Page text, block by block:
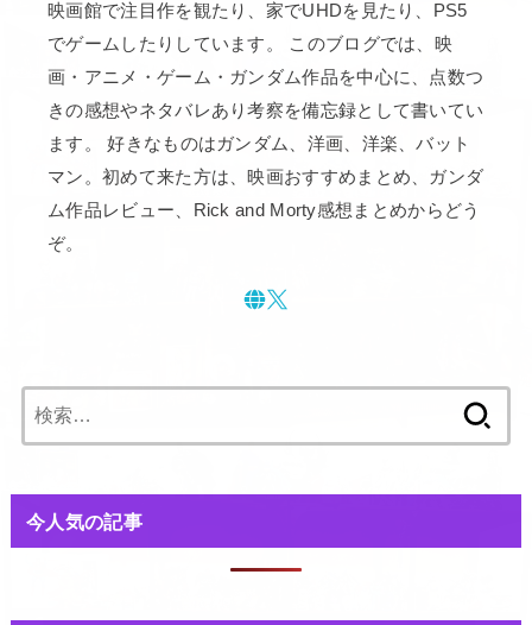
映画館で注目作を観たり、家でUHDを見たり、PS5
でゲームしたりしています。 このブログでは、映
画・アニメ・ゲーム・ガンダム作品を中心に、点数つ
きの感想やネタバレあり考察を備忘録として書いてい
ます。 好きなものはガンダム、洋画、洋楽、バット
マン。初めて来た方は、映画おすすめまとめ、ガンダ
ム作品レビュー、Rick and Morty感想まとめからどう
ぞ。
索:
今人気の記事